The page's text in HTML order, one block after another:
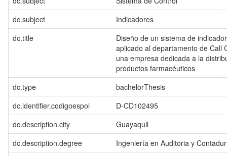
dc.subject
Indicadores
dc.title
Diseño de un sistema de
aplicado al departamento de Call
una empresa dedicada a la
productos farmacéuticos
dc.type
bachelorThesis
dc.identifier.codigoespol
D-CD102495
dc.description.city
Guayaquil
dc.description.degree
Ingeniería en Auditoria y